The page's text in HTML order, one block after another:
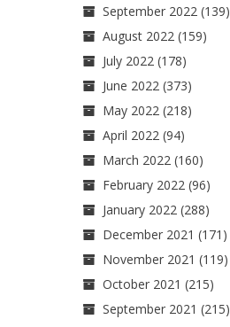
September 2022(139)
August 2022(159)
July 2022(178)
June 2022(373)
May 2022(218)
April 2022(94)
March 2022(160)
February 2022(96)
January 2022(288)
December 2021 (171)
November 2021 (119)
October 2021 (215)
September 2021 (215)